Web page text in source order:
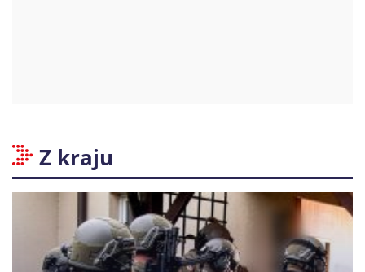
Z kraju